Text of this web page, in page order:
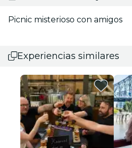
Picnic misterioso con amigos
Experiencias similares